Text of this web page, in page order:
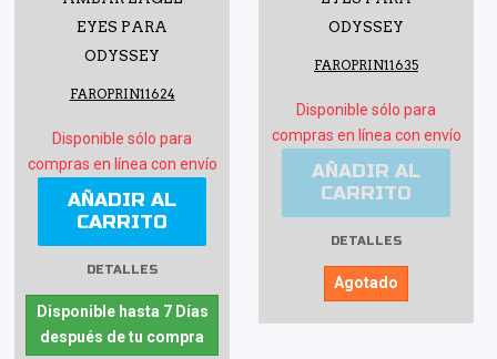
EYES PARA
ODYSSEY
FAROPRIN11624
Disponible sólo para
compras en línea con envío
AÑADIR AL
CARRITO
DETALLES
Disponible hasta 7 Días
después de tu compra
ODYSSEY
FAROPRIN11635
Disponible sólo para
compras en línea con envío
AÑADIR AL
CARRITO
DETALLES
Agotado